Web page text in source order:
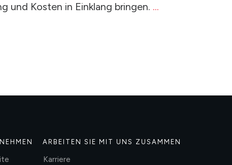
und Kosten in Einklang bringen. ...
ARBEITEN SIE MIT UNS ZUSAMMEN
Karriere